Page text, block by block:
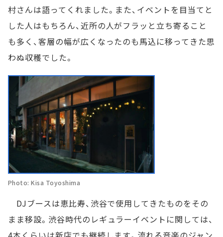
村さんは語ってくれました。また、イベントを目当てと
した人はもちろん、近所の人がフラッと立ち寄ること
も多く、客層の幅が広くなったのも馬込に移ってきた思
わぬ収穫でした。
Photo: Kisa Toyoshima
DJブースは恵比寿、渋谷で使用してきたものをその
まま移設。渋谷時代のレギュラーイベントに関しては、